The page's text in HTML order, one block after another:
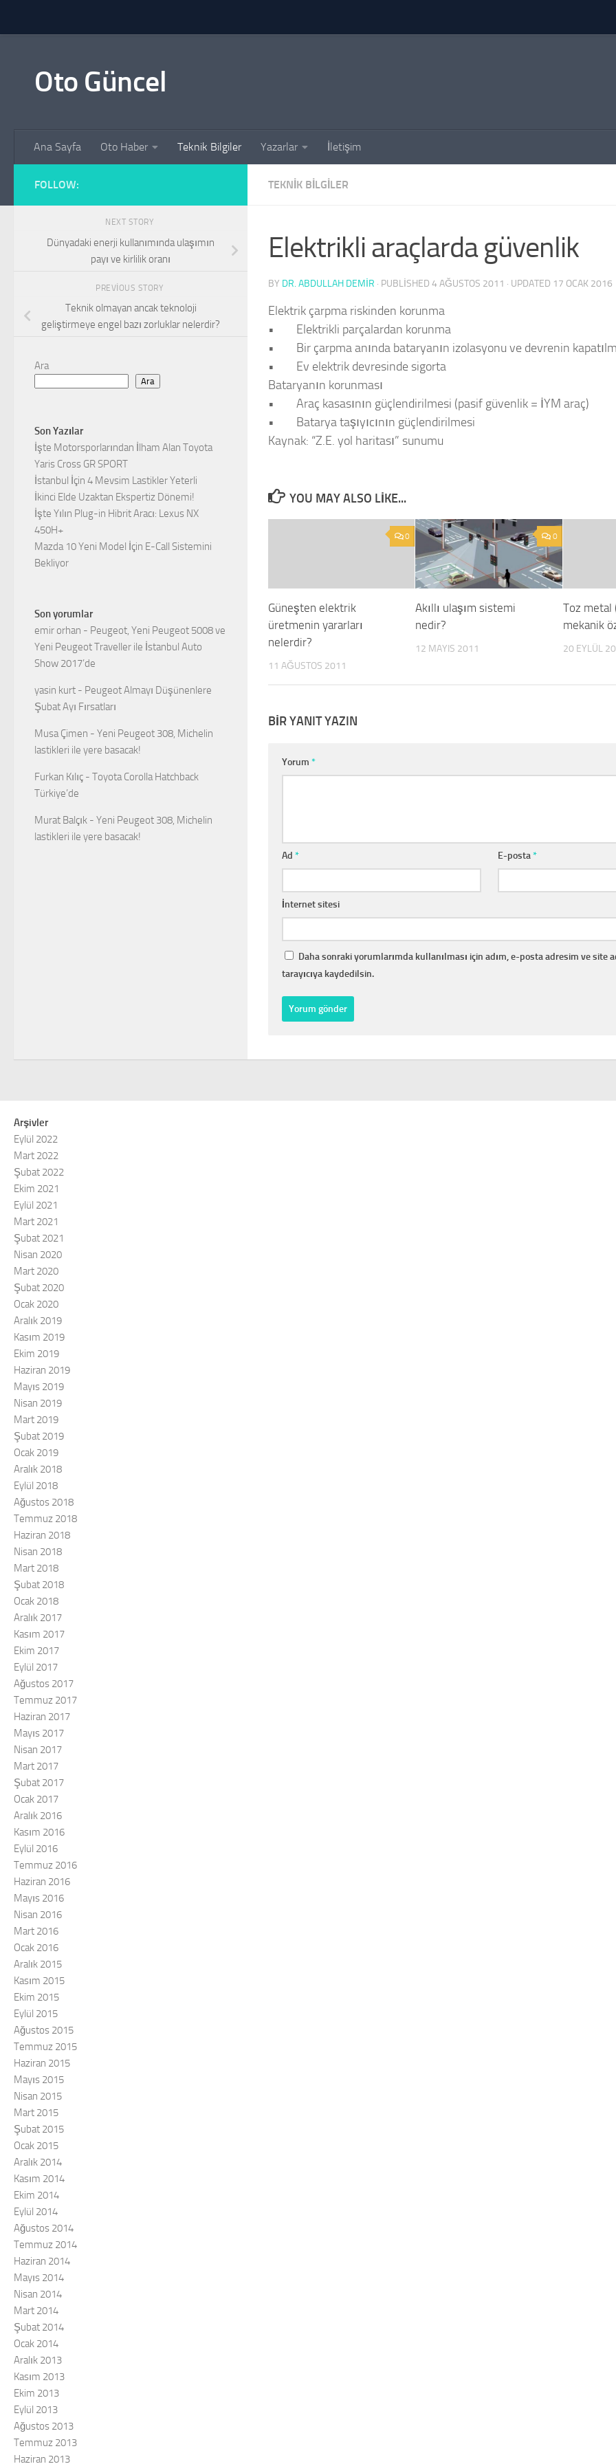
Oto Güncel
Ana Sayfa Oto Haber Teknik Bilgiler Yazarlar İletişim
TEKNIK BILGILER
Elektrikli araçlarda güvenlik
BY DR. ABDULLAH DEMİR · PUBLISHED 4 AĞUSTOS 2011 · UPDATED 17 OCAK 2016
Elektrik çarpma riskinden korunma
•
Elektrikli parçalardan korunma
•
Bir çarpma anında bataryanın izolasyonu ve devrenin
•
Ev elektrik devresinde sigorta
Bataryanın korunması
•
Araç kasasının güçlendirilmesi (pasif güvenlik = İYM araç)
•
Batarya taşıyıcının güçlendirilmesi
Kaynak: “Z.E. yol haritası” sunumu
YOU MAY ALSO LIKE...
0
Güneşten elektrik
üretmenin yararları
nelerdir?
11 AĞUSTOS 2011
0
Akıllı ulaşım sistemi
nedir?
12 MAYIS 2011
Toz metal
mekanik
20 EYLÜL
BIR YANIT YAZIN
Yorum *
Ad * E-posta*
İnternet sitesi
Daha sonraki yorumlarımda kullanılması için adım, e-posta adresim ve site
tarayıcıya kaydedilsin.
FOLLOW:
NEXT STORY
Dünyadaki enerji kullanımında ulaşımın
payı ve kirlilik oranı
PREVIOUS STORY
Teknik olmayan ancak teknoloji
geliştirmeye engel bazı zorluklar nelerdir?
Ara
Ara
Son Yazılar
İşte Motorsporlarından İlham Alan Toyota
Yaris Cross GR SPORT
İstanbul İçin 4 Mevsim Lastikler Yeterli
İkinci Elde Uzaktan Ekspertiz Dönemi!
İşte Yılın Plug-in Hibrit Aracı: Lexus NX
450H+
Mazda 10 Yeni Model İçin E-Call Sistemini
Bekliyor
Son yorumlar
emir orhan - Peugeot, Yeni Peugeot 5008 ve
Yeni Peugeot Traveller ile İstanbul Auto
Show 2017’de
yasin kurt - Peugeot Almayı Düşünenlere
Şubat Ayı Fırsatları
Musa Çimen - Yeni Peugeot 308, Michelin
lastikleri ile yere basacak!
Furkan Kılıç - Toyota Corolla Hatchback
Türkiye’de
Murat Balçık - Yeni Peugeot 308, Michelin
lastikleri ile yere basacak!
Arşivler
Eylül 2022
Mart 2022
Şubat 2022
Ekim 2021
Eylül 2021
Mart 2021
Şubat 2021
Nisan 2020
Mart 2020
Şubat 2020
Ocak 2020
Aralık 2019
Kasım 2019
Ekim 2019
Haziran 2019
Mayıs 2019
Nisan 2019
Mart 2019
Şubat 2019
Ocak 2019
Aralık 2018
Eylül 2018
Ağustos 2018
Temmuz 2018
Haziran 2018
Nisan 2018
Mart 2018
Şubat 2018
Ocak 2018
Aralık 2017
Kasım 2017
Ekim 2017
Eylül 2017
Ağustos 2017
Temmuz 2017
Haziran 2017
Mayıs 2017
Nisan 2017
Mart 2017
Şubat 2017
Ocak 2017
Aralık 2016
Kasım 2016
Eylül 2016
Temmuz 2016
Haziran 2016
Mayıs 2016
Nisan 2016
Mart 2016
Ocak 2016
Aralık 2015
Kasım 2015
Ekim 2015
Eylül 2015
Ağustos 2015
Temmuz 2015
Haziran 2015
Mayıs 2015
Nisan 2015
Mart 2015
Şubat 2015
Ocak 2015
Aralık 2014
Kasım 2014
Ekim 2014
Eylül 2014
Ağustos 2014
Temmuz 2014
Haziran 2014
Mayıs 2014
Nisan 2014
Mart 2014
Şubat 2014
Ocak 2014
Aralık 2013
Kasım 2013
Ekim 2013
Eylül 2013
Ağustos 2013
Temmuz 2013
Haziran 2013